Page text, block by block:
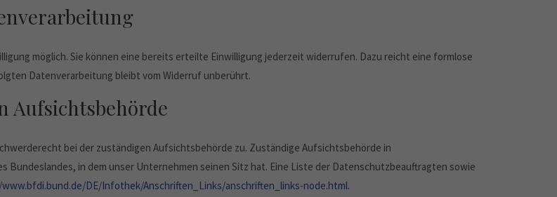
möglich. Sie können eine bereits erteilte Einwilligung jederzeit widerrufen. Dazu reicht eine formlose
Datenverarbeitung bleibt vom Widerruf unberührt.
Aufsichtsbehörde
bei der zuständigen Aufsichtsbehörde zu. Zuständige Aufsichtsbehörde in
in dem unser Unternehmen seinen Sitz hat. Eine Liste der Datenschutzbeauftragten sowie
DE/Infothek/Anschriften_Links/anschriften_links-node.html.